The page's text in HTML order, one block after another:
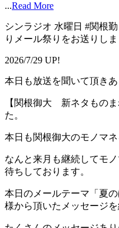
...Read More
シンラジオ 水曜日 #関根
りメール祭りをお送りしま
2026/7/29 UP!
本日も放送を聞いて頂きあ
【関根御大 新ネタもの
た。
本日も関根御大のモノマ
なんと来月も継続してモ
待ちしております。
本日のメールテーマ「夏
様から頂いたメッセージを